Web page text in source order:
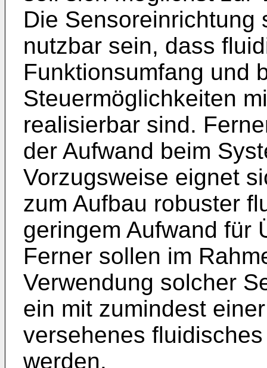
Die Sensoreinrichtung
nutzbar sein, dass
Funktionsumfang und
Steuermöglichkeiten
realisierbar sind.
der Aufwand beim
Vorzugsweise eignet
zum Aufbau robuster
geringem Aufwand für
Ferner sollen im
Verwendung solcher
ein mit zumindest
versehenes
werden.